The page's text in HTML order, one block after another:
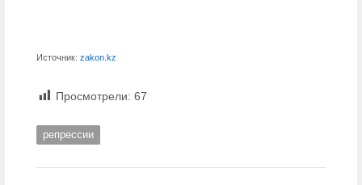
Источник: zakon.kz
Просмотрели: 67
репрессии